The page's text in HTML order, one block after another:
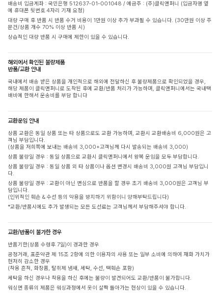
배송비 입금계좌 : 국민은행 512637-01-001048 / 예금주 : (주)클릭앤퍼니 (입금자명 옆
에 휴대폰 뒷번호 4자리 기재 요청)
대량 구매 후 반품 시 반품 수거 비용이 1만원 이상 추가 부과될 수 있습니다. (30만원 이상 주
문건/상품 개수 70% 이상 반품 시)
상습적인 대량 반품 시 구매에 제한이 있을 수 있습니다.
해외에서 확인된 불량제품
반품/교환 안내
국내에서 배송 받은 상품을 개인적으로 해외에 전달하신 후 불량제품으로 확인되었을 경우,
해당 제품이 클릭앤퍼니로 도착된 후에 교환/반품 처리가 가능하며, 클릭앤퍼니에서는 국내택
배비에 한해서 운송비를 부담 합니다
교환운임 안내
상품 교환은 동일 상품 또는 타 상품으로도 교환 가능하며, 교환시 교환배송비 6,000원은 고
객님 부담입니다.
(상품을 저희쪽에 보내는 배송비 3,000+고객님께 다시 발송되는 배송비 3,000)
상품 불량일 경우 : 동일 상품으로 교환시 클릭앤퍼니에서 왕복 운임을 모두 부담합니다.
상품 불량일 경우 : 동일 상품 외 타 상품이나 옵션 변경시 배송비 3,000원 고객님 부담입니
다.
상품 불량일 경우 : 교환이 아닌 변심으로 반품을 할 경우 초기 배송비 3,000원은 고객님 부
담입니다.
(인위적인 훼손 & 수선 등의 악용을 방지하기 위함이니 양해부탁드립니다)
*교환/반품시에도 추가 발생되는 모든 도선료는 고객님께서 부담해주셔야 합니다.
교환/반품이 불가한 경우
반품기한(상품 수령후 7일)이 경과한 경우
공정거래, 표준약관 제 15조 2항에 의한 이용자의 사용 또는 일부 소비에 의하여 재화 가치가
현저히 감소한 경우
(착용 흔적, 화장품, 탈취제 냄새, 세탁, 수선, 택훼손 포함)
세탁을 하신 경우나 착용을 하신 후에는 불량이 발견되어도 교환/반품이 불가합니다.
워싱면 종류의 제품은 워싱과정에서 옷이 살짝 돌아가는 현상이 있을 수 있습니다.